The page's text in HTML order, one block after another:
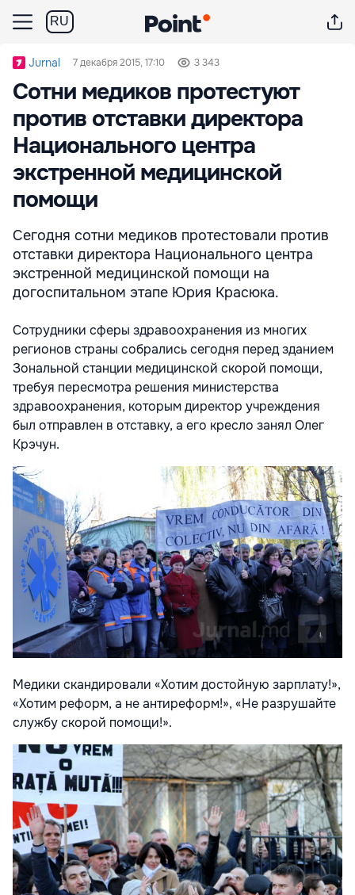
RU
Jurnal 7 декабря 2015, 17:10 3 343
Сотни медиков протестуют
против отставки директора
Национального центра
экстренной медицинской
помощи
Сегодня cотни медиков протестовали против
отставки директора Национального центра
экстренной медицинской помощи на
догоспитальном этапе Юрия Красюка.
Сотрудники сферы здравоохранения из многих
регионов страны собрались сегодня перед зданием
Зональной станции медицинской скорой помощи,
требуя пересмотра решения министерства
здравоохранения, которым директор учреждения
был отправлен в отставку, а его кресло занял Олег
Крэчун.
Медики скандировали «Хотим достойную зарплату!»,
«Хотим реформ, а не антиреформ!», «Не разрушайте
службу скорой помощи!».